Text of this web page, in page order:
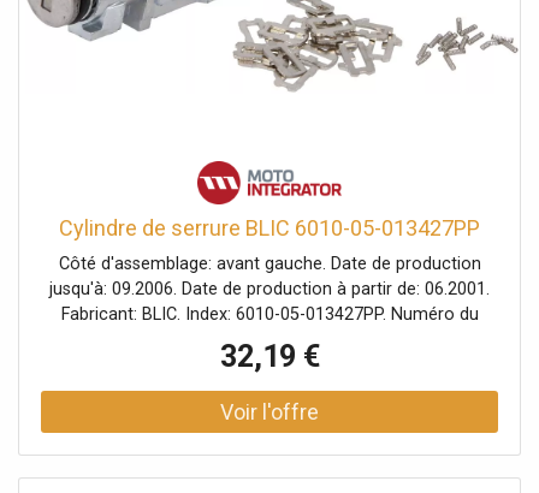
Cylindre de serrure BLIC 6010-05-013427PP
Côté d'assemblage: avant gauche. Date de production
jusqu'à: 09.2006. Date de production à partir de: 06.2001.
Fabricant: BLIC. Index: 6010-05-013427PP. Numéro du
fabricant: 6010-05-013427PP.
32,19 €